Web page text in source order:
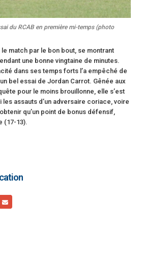
du RCAB en première mi-temps (photo
match par le bon bout, se montrant
une bonne vingtaine de minutes.
dans ses temps forts l’a empêché de
bel essai de Jordan Carrot. Gênée aux
pour le moins brouillonne, elle s’est
assauts d’un adversaire coriace, voire
qu’un point de bonus défensif,
(17-13).